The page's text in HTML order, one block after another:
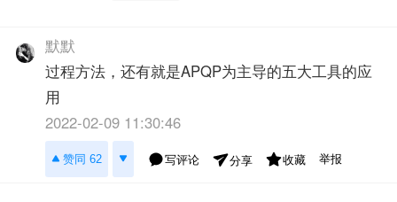
默默
过程方法，还有就是APQP为主导的五大工具的应
用
2022-02-09 11:30:46
赞同 62 写评论 分享 收藏 举报